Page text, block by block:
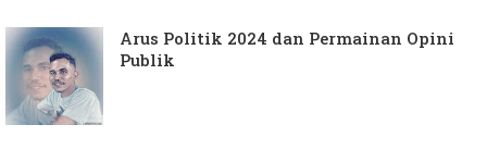
Arus Politik 2024 dan Permainan Opini
Publik